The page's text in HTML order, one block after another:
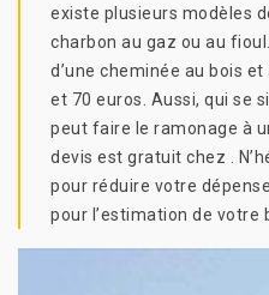
existe plusieurs modèles
charbon au gaz ou au
d’une cheminée au bois
et 70 euros. Aussi, qui se
peut faire le ramonage à
devis est gratuit chez .
pour réduire votre
pour l’estimation de votre